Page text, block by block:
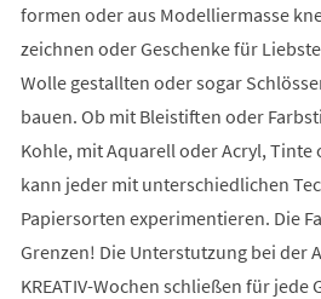
formen oder aus Modelliermasse
zeichnen oder Geschenke für
Wolle gestallten oder sogar
bauen. Ob mit Bleistiften oder
Kohle, mit Aquarell oder Acryl, Tinte
kann jeder mit unterschiedlichen
Papiersorten experimentieren. Die
Grenzen! Die Unterstutzung bei der
KREATIV-Wochen schließen für